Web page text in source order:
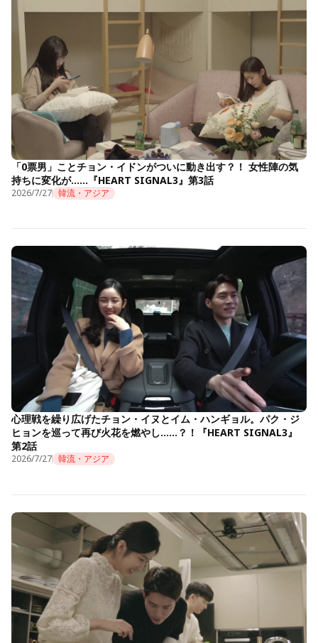
「0票男」ことチョン・イドンがついに動き出す？！ 女性陣の気
持ちに変化が……『HEART SIGNAL3』第3話
2026/7/27 韓流・アジア
心理戦を繰り広げたチョン・イヌとイム・ハンギョル。パク・ジ
ヒョンを巡って再び火花を燃やし……？！『HEART SIGNAL3』
第2話
2026/7/27 韓流・アジア